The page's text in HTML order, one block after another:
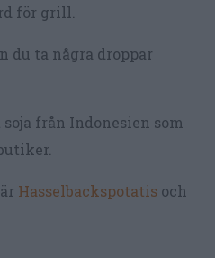
för grill.
du ta några droppar
från Indonesien som
Hasselbackspotatis och